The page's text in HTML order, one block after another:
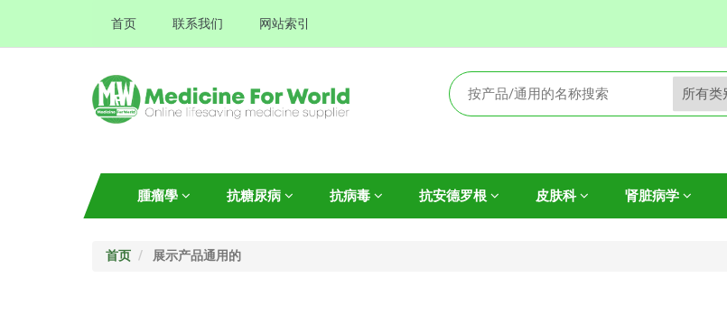
首页 联系我们 网站索引
腫瘤學 抗糖尿病 抗病毒 抗安德罗根 皮肤科 肾脏病学
首页 展示产品通用的